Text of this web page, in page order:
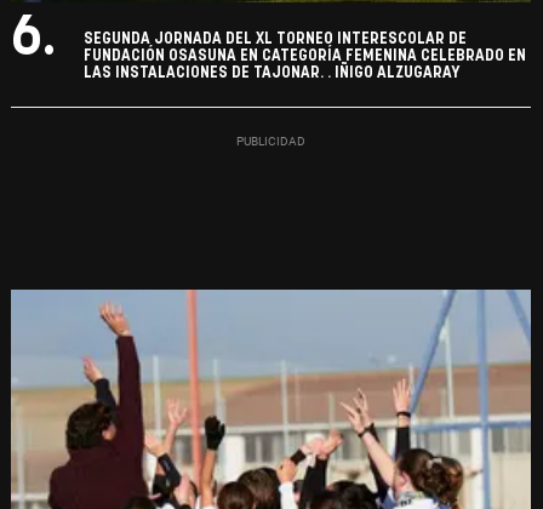
6.
SEGUNDA JORNADA DEL XL TORNEO INTERESCOLAR DE
FUNDACIÓN OSASUNA EN CATEGORÍA FEMENINA CELEBRADO EN
LAS INSTALACIONES DE TAJONAR. . IÑIGO ALZUGARAY